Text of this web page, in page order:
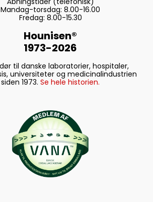
Mandag-torsdag: 8.00-16.00
Fredag: 8.00-15.30
Hounisen®
1973-2026
til danske laboratorier, hospitaler,
universiteter og medicinalindustrien
siden 1973. Se hele historien.